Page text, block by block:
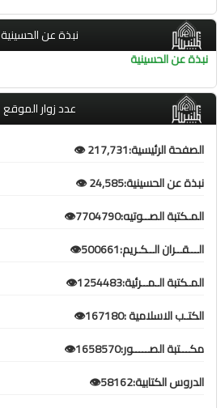
نبذة عن الحسينية
نبذة عن الحسينية
عدد زوار الموقع
الصفحة الرئيسية:217,731 👁️
نبذة عن الحسينية:24,585 👁️
المـكتبة الصــوتيه:7704790👁️
الـــقــران الــكـريم:500661👁️
المـكتبة الـمــرئية:1254483👁️
الكتـب الاسلامية :167180👁️
مكـــتبة الصـــــور:1658570👁️
الدروس الكتابية:58162👁️